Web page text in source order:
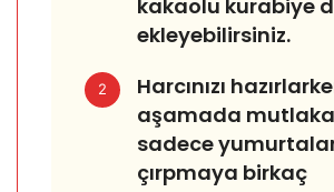
kakaolu kurabiye
ekleyebilirsiniz.
2
Harcınızı
aşamada mutlaka
sadece
çırpmaya birkaç